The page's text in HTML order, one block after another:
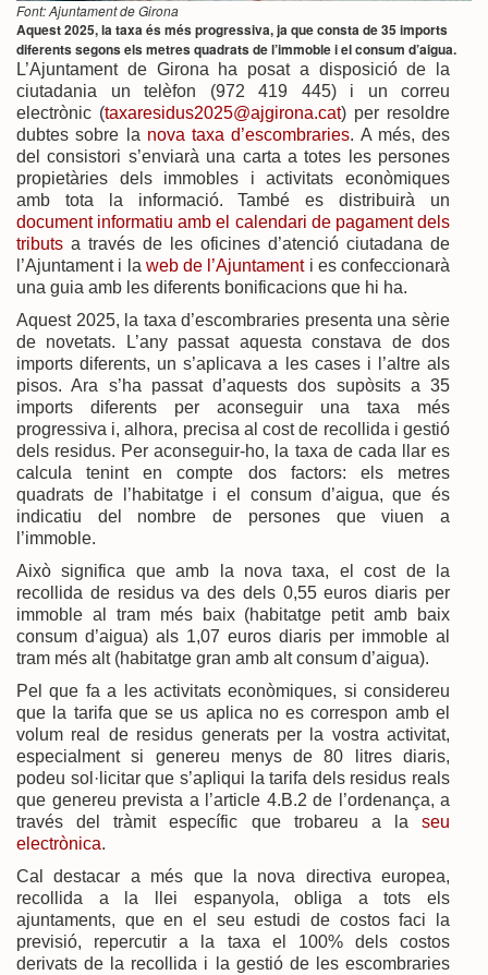
Font: Ajuntament de Girona
Aquest 2025, la taxa és més progressiva, ja que consta de 35 imports
diferents segons els metres quadrats de l’immoble i el consum d’aigua.
L’Ajuntament de Girona ha posat a disposició de la
ciutadania un telèfon (972 419 445) i un correu
electrònic (taxaresidus2025@ajgirona.cat) per resoldre
dubtes sobre la nova taxa d’escombraries. A més, des
del consistori s’enviarà una carta a totes les persones
propietàries dels immobles i activitats econòmiques
amb tota la informació. També es distribuirà un
document informatiu amb el calendari de pagament dels
tributs a través de les oficines d’atenció ciutadana de
l’Ajuntament i la web de l’Ajuntamenti es confeccionarà
una guia amb les diferents bonificacions que hi ha.
Aquest 2025, la taxa d’escombraries presenta una sèrie
de novetats. L’any passat aquesta constava de dos
imports diferents, un s’aplicava a les cases i l’altre als
pisos. Ara s’ha passat d’aquests dos supòsits a 35
imports diferents per aconseguir una taxa més
progressiva i, alhora, precisa al cost de recollida i gestió
dels residus. Per aconseguir-ho, la taxa de cada llar es
calcula tenint en compte dos factors: els metres
quadrats de l’habitatge i el consum d’aigua, que és
indicatiu del nombre de persones que viuen a
l’immoble.
Això significa que amb la nova taxa, el cost de la
recollida de residus va des dels 0,55 euros diaris per
immoble al tram més baix (habitatge petit amb baix
consum d’aigua) als 1,07 euros diaris per immoble al
tram més alt (habitatge gran amb alt consum d’aigua).
Pel que fa a les activitats econòmiques, si considereu
que la tarifa que se us aplica no es correspon amb el
volum real de residus generats per la vostra activitat,
especialment si genereu menys de 80 litres diaris,
podeu sol·licitar que s’apliqui la tarifa dels residus reals
que genereu prevista a l’article 4.B.2 de l’ordenança, a
través del tràmit específic que trobareu a la seu
electrònica.
Cal destacar a més que la nova directiva europea,
recollida a la llei espanyola, obliga a tots els
ajuntaments, que en el seu estudi de costos faci la
previsió, repercutir a la taxa el 100% dels costos
derivats de la recollida i la gestió de les escombraries